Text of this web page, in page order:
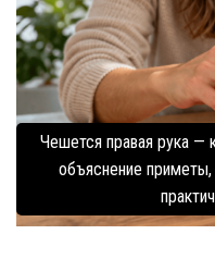
Чешется правая рука —
объяснение приметы,